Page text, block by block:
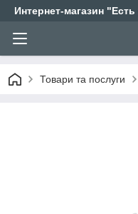
Интернет-магазин
Товари та послуги